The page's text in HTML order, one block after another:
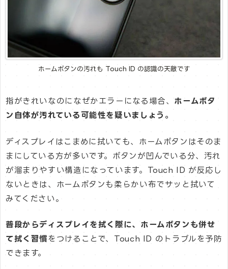
ホームボタンの汚れも Touch ID の認識の天敵です
指がきれいなのになぜかエラーになる場合、 ホームボタ
ン自体が汚れている可能性を疑いましょう。
ディスプレイはこまめに拭いても、ホームボタンはそのま
まにしている方が多いです。ボタンが凹んでいる分、汚れ
が溜まりやすい構造になっています。Touch ID が反応し
ないときは、ホームボタンも柔らかい布でサッと拭いて
みてください。
普段からディスプレイを拭く際に、ホームボタンも併せ
て拭く習慣をつけることで、Touch ID のトラブルを予防
できます。